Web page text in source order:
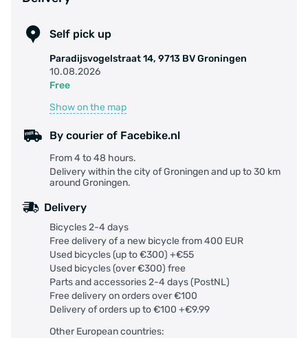
Self pick up
Paradijsvogelstraat 14, 9713 BV Groningen
10.08.2026
Free
Show on the map
By courier of Facebike.nl
From 4 to 48 hours.
Delivery within the city of Groningen and up to 30 km
around Groningen.
Delivery
Bicycles 2-4 days
Free delivery of a new bicycle from 400 EUR
Used bicycles (up to €300) +€55
Used bicycles (over €300) free
Parts and accessories 2-4 days (PostNL)
Free delivery on orders over €100
Delivery of orders up to €100 +€9.99
Other European countries: